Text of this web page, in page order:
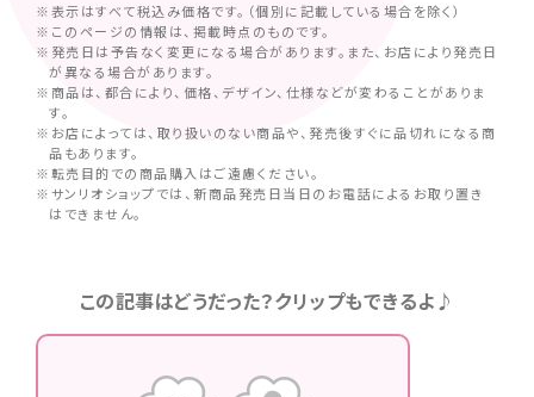
※表示はすべて税込み価格です。（個別に記載している場合を除く）
※このページの情報は、掲載時点のものです。
※発売日は予告なく変更になる場合があります。また、お店により発売日
が異なる場合があります。
※商品は、都合により、価格、デザイン、仕様などが変わることがありま
す。
※お店によっては、取り扱いのない商品や、発売後すぐに品切れになる商
品もあります。
※転売目的での商品購入はご遠慮ください。
※サンリオショップでは、新商品発売日当日のお電話によるお取り置き
はできません。
この記事はどうだった？クリップもできるよ♪